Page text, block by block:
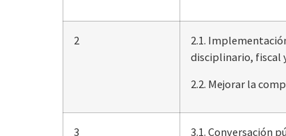
2
2.1.
disciplinario, fiscal
2.2. Mejorar la
3
3.1. Conversación